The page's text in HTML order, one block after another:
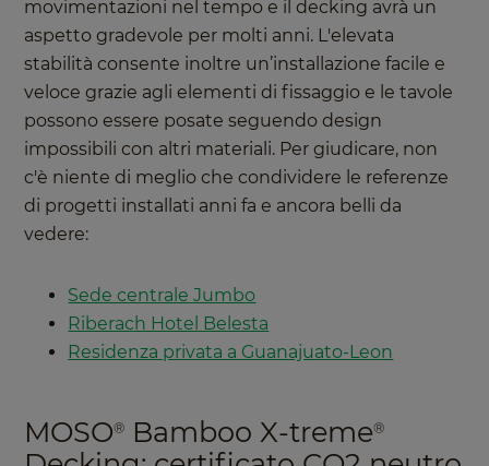
movimentazioni nel tempo e il decking avrà un
aspetto gradevole per molti anni. L'elevata
stabilità consente inoltre un’installazione facile e
veloce grazie agli elementi di fissaggio e le tavole
possono essere posate seguendo design
impossibili con altri materiali. Per giudicare, non
c'è niente di meglio che condividere le referenze
di progetti installati anni fa e ancora belli da
vedere:
Sede centrale Jumbo
Riberach Hotel Belesta
Residenza privata a Guanajuato-Leon
MOSO® Bamboo X-treme®